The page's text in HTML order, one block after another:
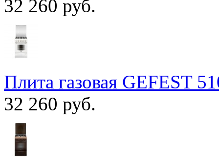
32 260 руб.
Плита газовая GEFEST
32 260 руб.